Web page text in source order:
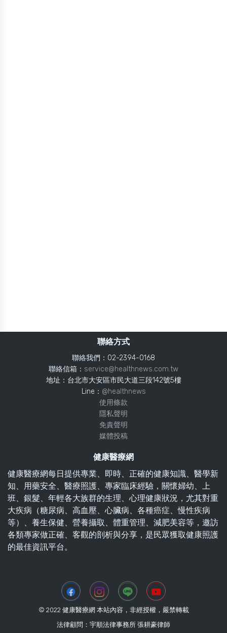
聯絡方式
聯絡我們：02-2394-0168
聯絡信箱： service@healthnews.com.tw
地址：台北市大安區市民大道三段142號5樓
Line： @healthnews
使用條款
隱私聲明
免責聲明
媒體投稿
健康醫療網
健康醫療網每日提供專業、即時、正確的健康知識、醫學新
知、用藥安全、醫療照護、專家臨床經驗，關懷婦幼、上
班、銀髮、年輕各大族群的生理、心理健康狀況，尤其對重
大疾病（糖尿病、高血壓、心臟病、各種癌症、慢性疾病
等）、養生保健、營養攝取、體重管理、減肥美容等，邀訪
各類專家做正確、客觀的剖析與分享，是民眾獲取健康照護
的最佳資訊平台。
© 2022 健康醫療網 本站內容，非經授權，嚴禁轉載
法律顧問：宇順法律事務所 張耕豪律師